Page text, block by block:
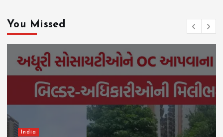
You Missed
India